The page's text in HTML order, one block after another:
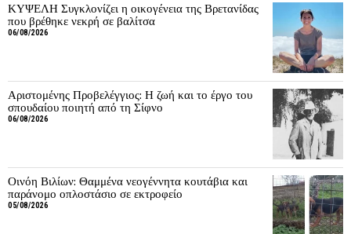
ΚΥΨΕΛΗ Συγκλονίζει η οικογένεια της Βρετανίδας
που βρέθηκε νεκρή σε βαλίτσα
06/08/2026
Αριστομένης Προβελέγγιος: Η ζωή και το έργο του
σπουδαίου ποιητή από τη Σίφνο
06/08/2026
Οινόη Βιλίων: Θαμμένα νεογέννητα κουτάβια και
παράνομο οπλοστάσιο σε εκτροφείο
05/08/2026